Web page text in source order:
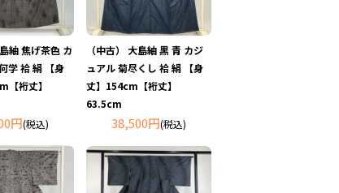
紬 焦げ茶色 カ
学 袷 絹 【身
【裄丈】
円(税込)
（中古） 大島紬 黒 青 カジ
ュアル 菊尽くし 袷 絹 【身
丈】154cm【裄丈】
63.5cm
38,500円(税込)